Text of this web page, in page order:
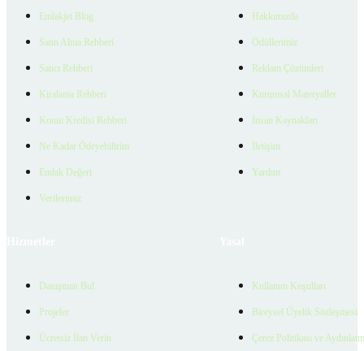
Emlakjet Blog
Satın Alma Rehberi
Satıcı Rehberi
Kiralama Rehberi
Konut Kredisi Rehberi
Ne Kadar Ödeyebilirim
Emlak Değeri
Verilerimiz
Hakkımızda
Ödüllerimiz
Reklam Çözümleri
Kurumsal Materyaller
İnsan Kaynakları
İletişim
Yardım
Danışman Bul
Projeler
Ücretsiz İlan Verin
Kullanım Koşulları
Bireysel Üyelik Sözleşmesi
Çerez Politikası ve